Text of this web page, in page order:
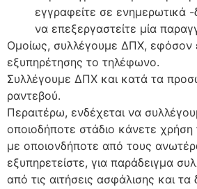
εγγραφείτε σε ενημερωτικά -
να επεξεργαστείτε μία
Ομοίως, συλλέγουμε ΔΠΧ, εφόσον
εξυπηρέτησης το τηλέφωνο.
Συλλέγουμε ΔΠΧ και κατά τα
ραντεβού.
Περαιτέρω, ενδέχεται να
οποιοδήποτε στάδιο κάνετε
με οποιονδήποτε από τους
εξυπηρετείστε, για παράδειγμα
από τις αιτήσεις ασφάλισης και τα